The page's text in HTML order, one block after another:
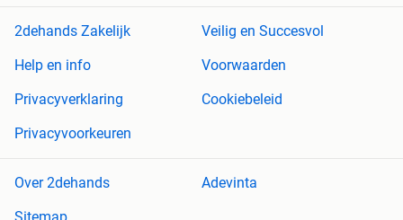
2dehands Zakelijk
Veilig en Succesvol
Help en info
Voorwaarden
Privacyverklaring
Cookiebeleid
Privacyvoorkeuren
Over 2dehands
Adevinta